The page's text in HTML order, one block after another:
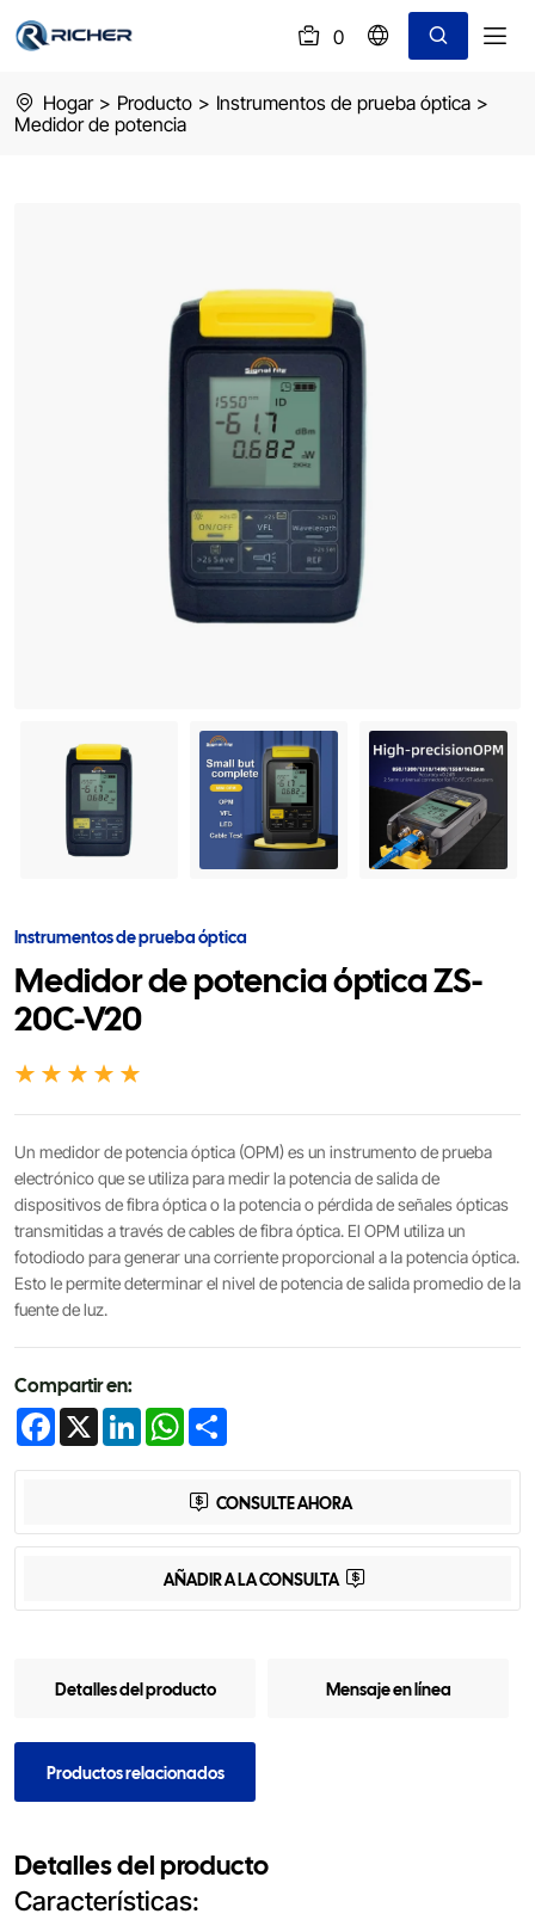
0
power
meter
Hogar > Producto > Instrumentos de prueba óptica >
Medidor de potencia
Instrumentos de prueba óptica
Medidor de potencia óptica ZS-
20C-V20
Un medidor de potencia óptica (OPM) es un instrumento de prueba
electrónico que se utiliza para medir la potencia de salida de
dispositivos de fibra óptica o la potencia o pérdida de señales ópticas
transmitidas a través de cables de fibra óptica. El OPM utiliza un
fotodiodo para generar una corriente proporcional a la potencia óptica.
Esto le permite determinar el nivel de potencia de salida promedio de la
fuente de luz.
Compartir en:
Facebook
X LinkedInWhatsApp
CONSULTE AHORA
AÑADIR A LA CONSULTA
Detalles del producto Mensaje en línea
Productos relacionados
Detalles del producto
Características: